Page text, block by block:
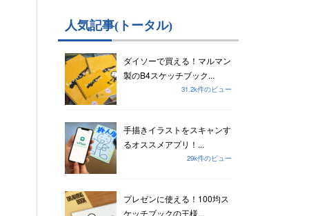
人気記事(トータル)
ダイソーで買える！マルマン
製のB4スケッチブック...
31.2k件のビュー
手描きイラストをスキャンす
るオススメアプリ！...
29k件のビュー
プレゼンに使える！100均ス
ケッチブックの王様...